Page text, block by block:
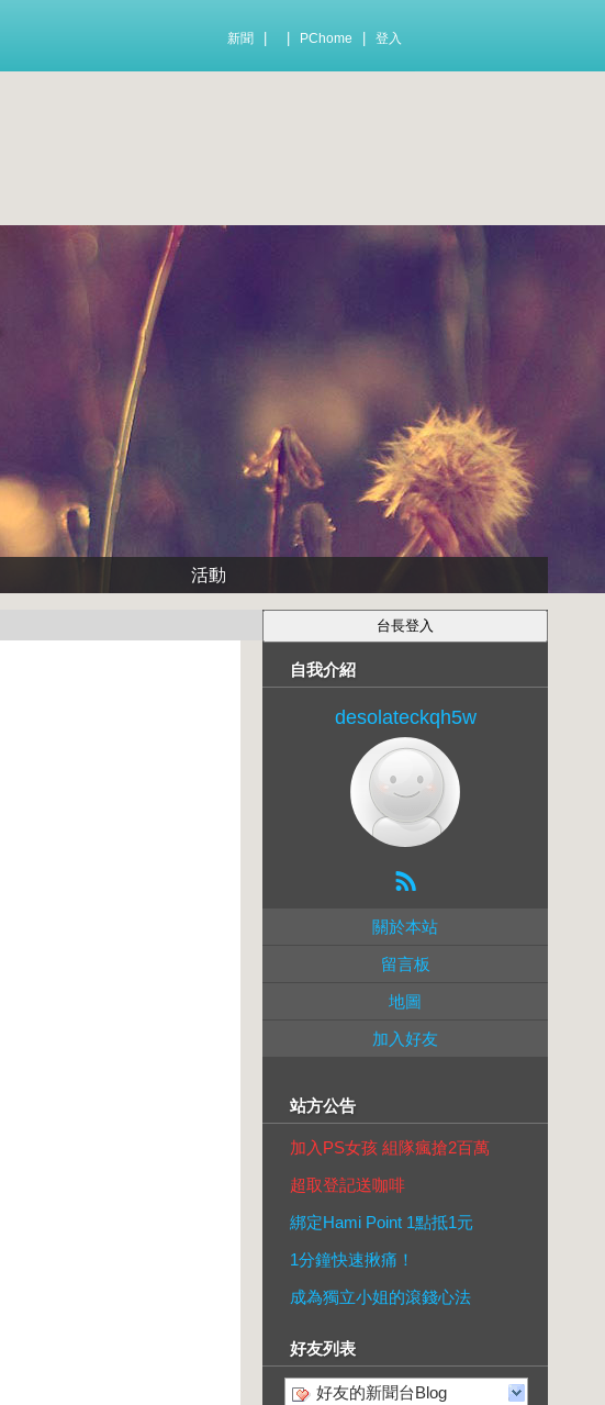
新聞 PChome 登入
活動
自我介紹
desolateckqh5w
關於本站
留言板
地圖
加入好友
站方公告
加入PS女孩 組隊瘋搶2百萬
超取登記送咖啡
綁定Hami Point 1點抵1元
1分鐘快速揪痛！
成為獨立小姐的滾錢心法
好友列表
好友的新聞台Blog